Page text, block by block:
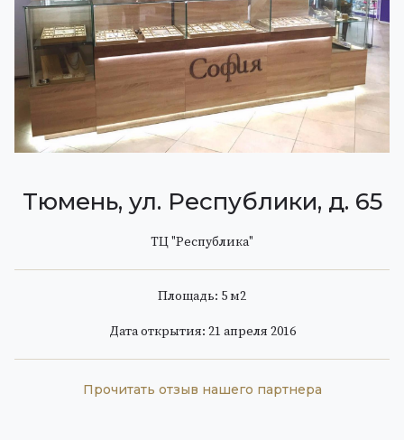
Тюмень, ул. Республики, д. 65
ТЦ "Республика"
Площадь: 5 м2
Дата открытия: 21 апреля 2016
Прочитать отзыв нашего партнера